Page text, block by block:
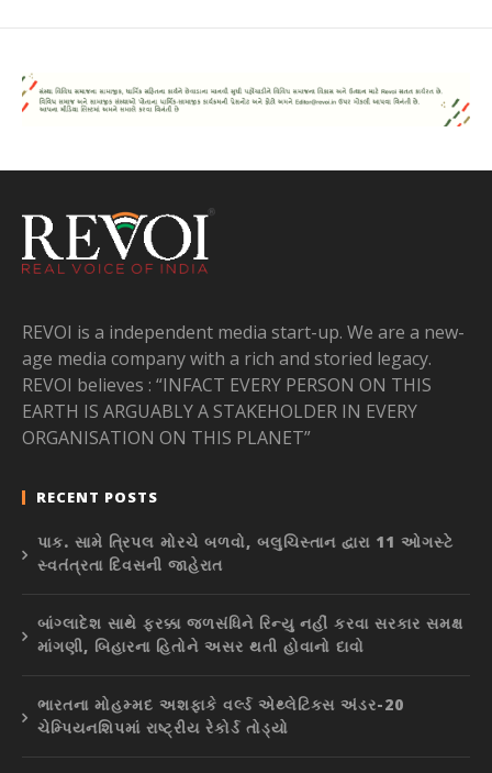
REVOI is a independent media start-up. We are a new-
age media company with a rich and storied legacy.
REVOI believes : “INFACT EVERY PERSON ON THIS
EARTH IS ARGUABLY A STAKEHOLDER IN EVERY
ORGANISATION ON THIS PLANET”
RECENT POSTS
પાક. સામે ત્રિપલ મોરચે બળવો, બલુચિસ્તાન દ્વારા 11 ઓગસ્ટે
સ્વતંત્રતા દિવસની જાહેરાત
બાંગ્લાદેશ સાથે ફરક્કા જળસંધિને રિન્યુ નહીં કરવા સરકાર સમક્ષ
માંગણી, બિહારના હિતોને અસર થતી હોવાનો દાવો
ભારતના મોહમ્મદ અશફાકે વર્લ્ડ એથ્લેટિક્સ અંડર-20
ચેમ્પિયનશિપમાં રાષ્ટ્રીય રેકોર્ડ તોડ્યો